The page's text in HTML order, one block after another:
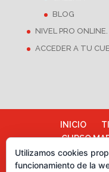
BLOG
NIVEL PRO
ACCEDER A TU
INICIO
CURSO
Utilizamos cookies
funcionamiento de la